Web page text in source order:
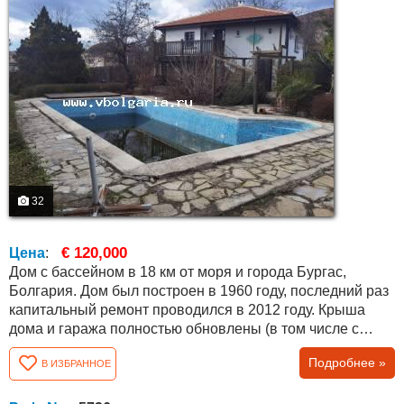
32
Цена: € 120,000
Дом с бассейном в 18 км от моря и города Бургас,
Болгария. Дом был построен в 1960 году, последний раз
капитальный ремонт проводился в 2012 году. Крыша
дома и гаража полностью обновлены (в том числе с
новыми балками). Общая площадь дома составляет 120
кв.м. два этажа, второй с отдельным входом. На первом
этаже есть гостиная с кухней и столовой, спальня и
В ИЗБРАННОЕ Подробнее »